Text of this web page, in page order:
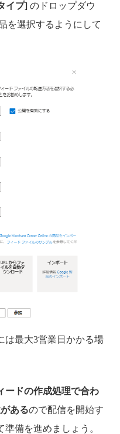
イプ] のドロップダウ
を選択するようにして
は最大3営業日かかる場
ードの作成処理で合わ
あるので配信を開始す
備を進めましょう。